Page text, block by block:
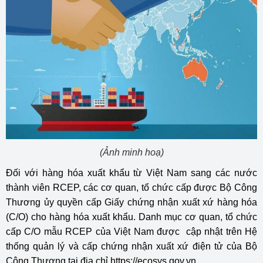
(Ảnh minh hoạ)
Đối với hàng hóa xuất khẩu từ Việt Nam sang các nước
thành viên RCEP, các cơ quan, tổ chức cấp được Bộ Công
Thương ủy quyền cấp Giấy chứng nhận xuất xứ hàng hóa
(C/O) cho hàng hóa xuất khẩu. Danh mục cơ quan, tổ chức
cấp C/O mẫu RCEP của Việt Nam được cập nhật trên Hệ
thống quản lý và cấp chứng nhận xuất xứ điện tử của Bộ
Công Thương tại địa chỉ https://ecosys.gov.vn